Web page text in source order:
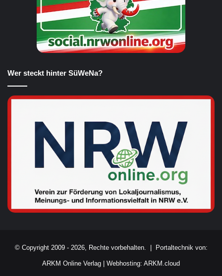
Wer steckt hinter SüWeNa?
© Copyright 2009 - 2026, Rechte vorbehalten. | Portaltechnik von:
ARKM Online Verlag Webhosting: ARKM.cloud